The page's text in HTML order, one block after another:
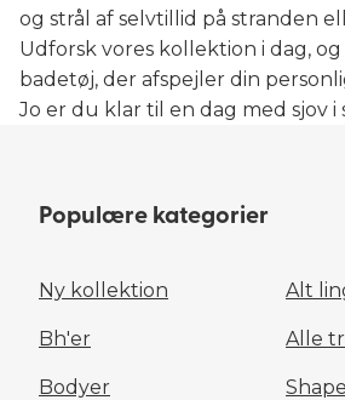
og strål af selvtillid på stranden
Udforsk vores kollektion i dag,
badetøj, der afspejler din
Jo er du klar til en dag med sjov i
Populære kategorier
Ny kollektion Alt
Bh'er Alle
Bodyer